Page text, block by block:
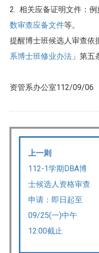
2. 相关应备证明文件：例
数审查应备文件等。
提醒博士班候选人审查依
系博士班修业办法 」第五
资管系办公室112/09/06
上一则
112-1学期DBA博
士候选人资格审查
申请：即日起至
09/25(一)中午
12:00截止